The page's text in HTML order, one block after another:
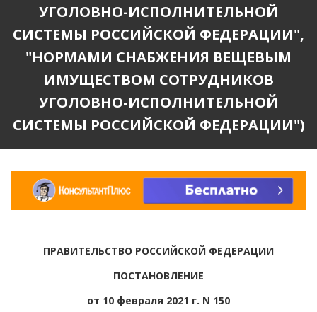
УГОЛОВНО-ИСПОЛНИТЕЛЬНОЙ
СИСТЕМЫ РОССИЙСКОЙ ФЕДЕРАЦИИ",
"НОРМАМИ СНАБЖЕНИЯ ВЕЩЕВЫМ
ИМУЩЕСТВОМ СОТРУДНИКОВ
УГОЛОВНО-ИСПОЛНИТЕЛЬНОЙ
СИСТЕМЫ РОССИЙСКОЙ ФЕДЕРАЦИИ")
ПРАВИТЕЛЬСТВО РОССИЙСКОЙ ФЕДЕРАЦИИ
ПОСТАНОВЛЕНИЕ
от 10 февраля 2021 г. N 150